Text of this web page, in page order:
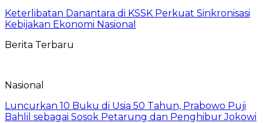
Keterlibatan Danantara di KSSK Perkuat Sinkronisasi
Kebijakan Ekonomi Nasional
Berita Terbaru
Nasional
Luncurkan 10 Buku di Usia 50 Tahun, Prabowo Puji
Bahlil sebagai Sosok Petarung dan Penghibur Jokowi